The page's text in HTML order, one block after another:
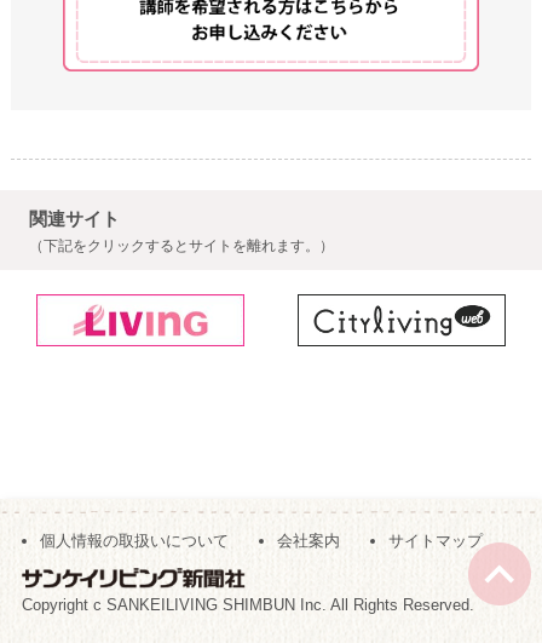
関連サイト
（下記をクリックするとサイトを離れます。）
個人情報の取扱いについて 会社案内 サイトマップ
Copyright c SANKEILIVING SHIMBUN Inc. All Rights Reserved.